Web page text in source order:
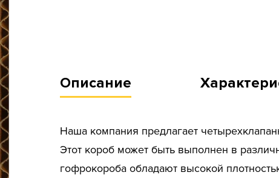
Описание
Наша компания предлагает
Этот короб может быть выполнен в
гофрокороба обладают высокой